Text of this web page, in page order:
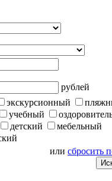
рублей
экскурсионный
учебный
детский
мебельный
или сбросить